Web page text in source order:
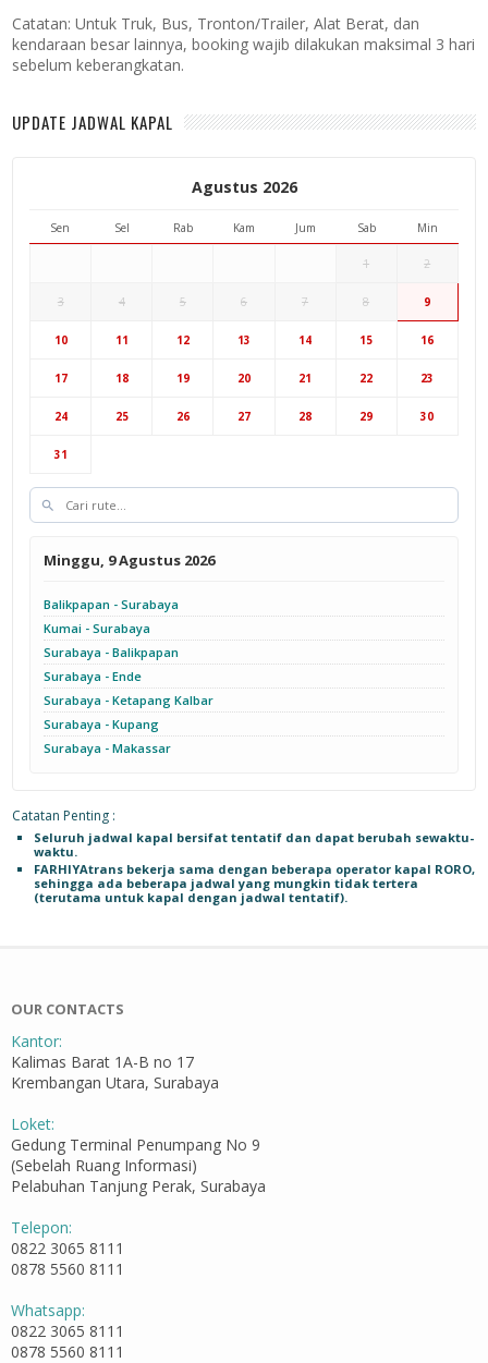
Catatan: Untuk Truk, Bus, Tronton/Trailer, Alat Berat, dan
kendaraan besar lainnya, booking wajib dilakukan maksimal 3 hari
sebelum keberangkatan.
UPDATE JADWAL KAPAL
Agustus 2026
Sen Sel Rab Kam Jum Sab Min
1 2
3 4 5 6 7 8 9
10 11 12 13 14 15 16
17 18 19 20 21 22 23
24 25 26 27 28 29 30
31
Minggu, 9 Agustus 2026
Balikpapan - Surabaya
Kumai - Surabaya
Surabaya - Balikpapan
Surabaya - Ende
Surabaya - Ketapang Kalbar
Surabaya - Kupang
Surabaya - Makassar
Catatan Penting :
Seluruh jadwal kapal bersifat tentatif dan dapat berubah sewaktu-
waktu.
FARHIYAtrans bekerja sama dengan beberapa operator kapal RORO,
sehingga ada beberapa jadwal yang mungkin tidak tertera
(terutama untuk kapal dengan jadwal tentatif).
OUR CONTACTS
Kantor:
Kalimas Barat 1A-B no 17
Krembangan Utara, Surabaya
Loket:
Gedung Terminal Penumpang No 9
(Sebelah Ruang Informasi)
Pelabuhan Tanjung Perak, Surabaya
Telepon:
0822 3065 8111
0878 5560 8111
Whatsapp:
0822 3065 8111
0878 5560 8111